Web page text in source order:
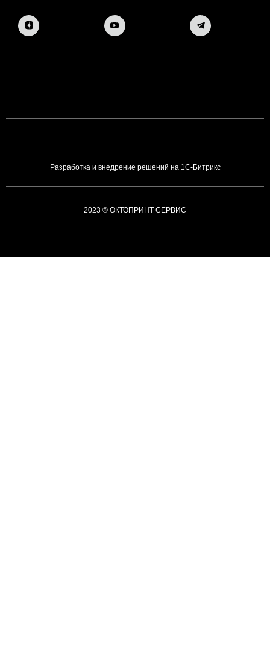
Разработка и внедрение решений на 1С-Битрикс
2023 © ОКТОПРИНТ СЕРВИС